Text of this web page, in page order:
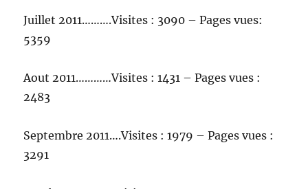
Juillet 2011……….Visites : 3090 – Pages vues:
5359
Aout 2011…………Visites : 1431 – Pages vues :
2483
Septembre 2011….Visites : 1979 – Pages vues :
3291